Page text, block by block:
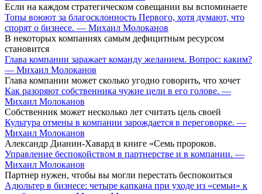
Если на каждом стратегическом совещании вы вспоминаете
Топы воюют за благосклонность Первого, хотя думают, что
спорят о бизнесе. — Михаил Молоканов
В некоторых компаниях самым дефицитным ресурсом
становится
Глава компании заражает команду желанием. Вопрос: каким?
— Михаил Молоканов
Глава компании может сколько угодно говорить, что хочет
Как разоряют собственника чужие цели в его голове. —
Михаил Молоканов
Собственник может несколько лет считать цель своей
Культура отмены в компании зарождается в переговорке. —
Михаил Молоканов
Александр Дианин-Хавард в книге «Семь пророков.
Управление беспокойством в партнерстве и в компании. —
Михаил Молоканов
Партнер нужен, чтобы вы могли перестать беспокоиться
Адюльтер в бизнесе: четыре капкана при уходе из «семьи» к